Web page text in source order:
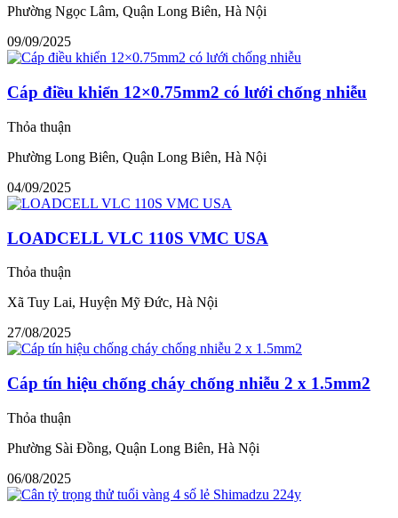
Phường Ngọc Lâm, Quận Long Biên, Hà Nội
09/09/2025
Cáp điều khiển 12×0.75mm2 có lưới chống nhiễu
Thỏa thuận
Phường Long Biên, Quận Long Biên, Hà Nội
04/09/2025
LOADCELL VLC 110S VMC USA
Thỏa thuận
Xã Tuy Lai, Huyện Mỹ Đức, Hà Nội
27/08/2025
Cáp tín hiệu chống cháy chống nhiễu 2 x 1.5mm2
Thỏa thuận
Phường Sài Đồng, Quận Long Biên, Hà Nội
06/08/2025